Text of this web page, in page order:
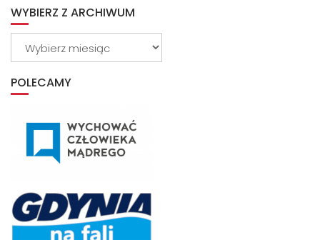
WYBIERZ Z ARCHIWUM
POLECAMY